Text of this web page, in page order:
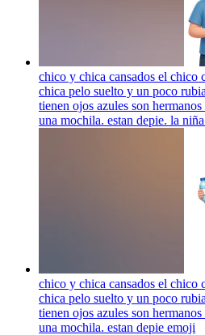
chico y chica cansados el chico
chica pelo suelto y un poco
tienen ojos azules son
una mochila. estan depie. la
chico y chica cansados el chico
chica pelo suelto y un poco
tienen ojos azules son
una mochila. estan depie emoji